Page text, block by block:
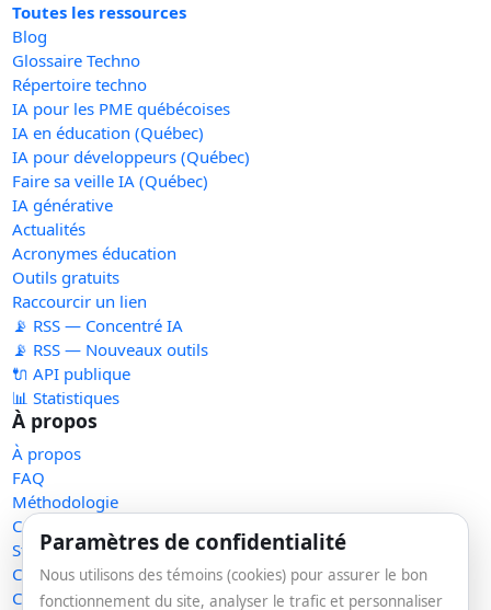
Toutes les ressources
Blog
Glossaire Techno
Répertoire techno
IA pour les PME québécoises
IA en éducation (Québec)
IA pour développeurs (Québec)
Faire sa veille IA (Québec)
IA générative
Actualités
Acronymes éducation
Outils gratuits
Raccourcir un lien
📡 RSS — Concentré IA
📡 RSS — Nouveaux outils
🔌 API publique
📊 Statistiques
À propos
À propos
FAQ
Méthodologie
Contact
Statut des services
Confidentialité
Conditions d'utilisation
Paramètres de confidentialité
Nous utilisons des témoins (cookies) pour assurer le bon
fonctionnement du site, analyser le trafic et personnaliser